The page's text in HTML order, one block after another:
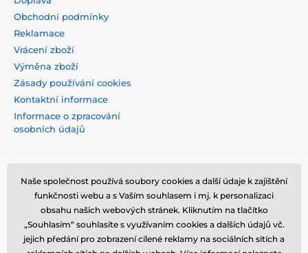
Obchodní podmínky
Reklamace
Vrácení zboží
Výměna zboží
Zásady používání cookies
Kontaktní informace
Informace o zpracování
osobních údajů
Naše společnost používá soubory cookies a další údaje k zajištění
funkčnosti webu a s Vaším souhlasem i mj. k personalizaci
obsahu našich webových stránek. Kliknutím na tlačítko
„Souhlasím“ souhlasíte s využívaním cookies a dalších údajů vč.
jejich předání pro zobrazení cílené reklamy na sociálních sítích a